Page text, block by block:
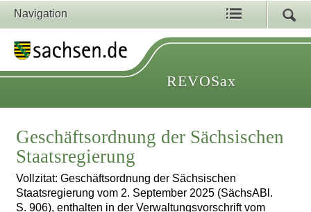
Navigation
REVOSax
Geschäftsordnung der Sächsischen
Staatsregierung
Vollzitat: Geschäftsordnung der Sächsischen
Staatsregierung vom 2. September 2025 (SächsABl.
S. 906), enthalten in der Verwaltungsvorschrift vom